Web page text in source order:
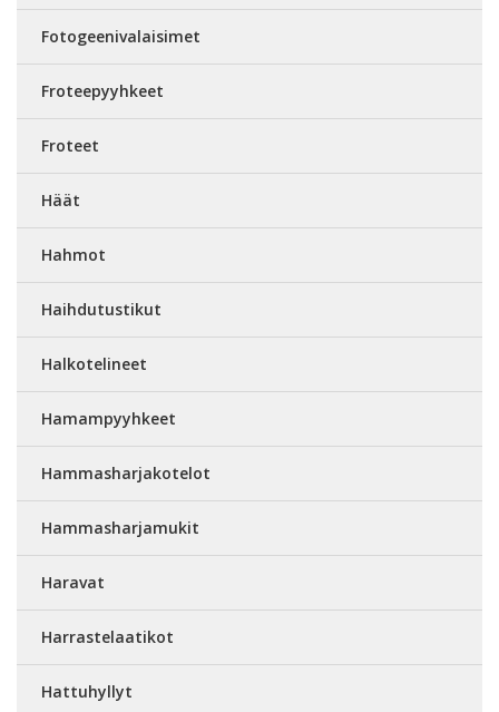
Fotogeenivalaisimet
Froteepyyhkeet
Froteet
Häät
Hahmot
Haihdutustikut
Halkotelineet
Hamampyyhkeet
Hammasharjakotelot
Hammasharjamukit
Haravat
Harrastelaatikot
Hattuhyllyt